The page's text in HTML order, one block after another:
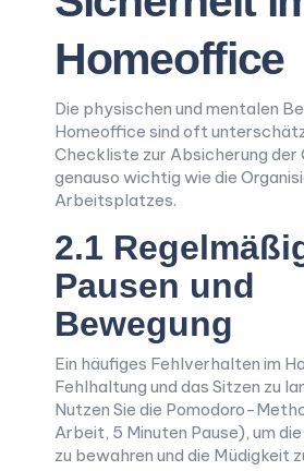
Homeoffice
Die physischen und mentalen
Homeoffice sind oft
Checkliste zur Absicherung der
genauso wichtig wie die
Arbeitsplatzes.
2.1
Pausen und
Bewegung
Ein häufiges Fehlverhalten im
Fehlhaltung und das Sitzen zu
Nutzen Sie die Pomodoro-
Arbeit, 5 Minuten Pause), um
zu bewahren und die Müdigkeit